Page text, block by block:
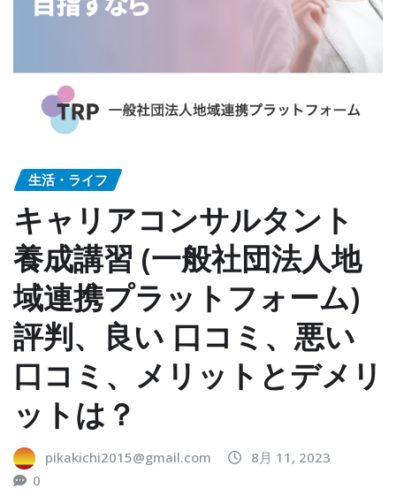
生活・ライフ
キャリアコンサルタント
養成講習 (一般社団法人地
域連携プラットフォーム)
評判、良い 口コミ、悪い
口コミ、メリットとデメリ
ットは？
pikakichi2015@gmail.com
8月 11, 2023
0